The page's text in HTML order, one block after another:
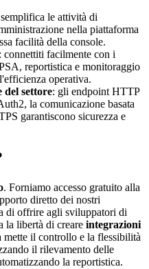
le attività di
nella piattaforma
facilità della console.
: connettiti facilmente con i
reportistica e monitoraggio
operativa.
del settore: gli endpoint HTTP
la comunicazione basata
garantiscono sicurezza e
. Forniamo accesso gratuito alla
diretto dei nostri
di offrire agli sviluppatori di
la libertà di creare integrazioni
mette il controllo e la flessibilità
il rilevamento delle
la reportistica.